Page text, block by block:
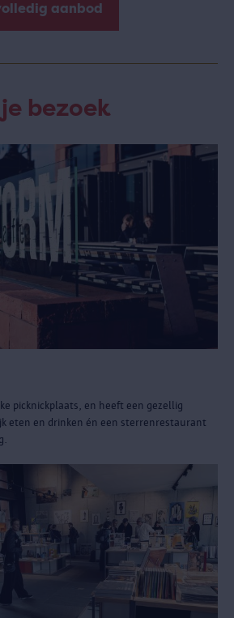
aanbod
bezoek
picknickplaats, en heeft een gezellig
eten en drinken én een sterrenrestaurant